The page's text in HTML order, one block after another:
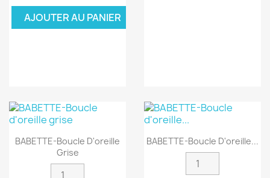
AJOUTER AU PANIER
BABETTE-Boucle D'oreille
Grise
BABETTE-Boucle D'oreille...